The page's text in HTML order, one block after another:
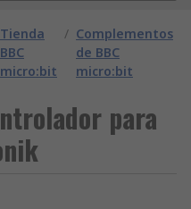
Tienda
BBC
micro:bit
/ Complementos
de BBC
micro:bit
para